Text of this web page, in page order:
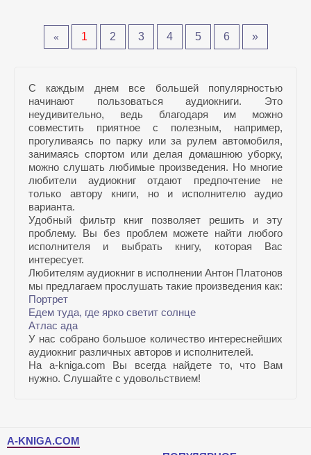
« 1 2 3 4 5 6 »
С каждым днем все большей популярностью
начинают пользоваться аудиокниги. Это
неудивительно, ведь благодаря им можно
совместить приятное с полезным, например,
прогуливаясь по парку или за рулем автомобиля,
занимаясь спортом или делая домашнюю уборку,
можно слушать любимые произведения. Но многие
любители аудиокниг отдают предпочтение не
только автору книги, но и исполнителю аудио
варианта.
Удобный фильтр книг позволяет решить и эту
проблему. Вы без проблем можете найти любого
исполнителя и выбрать книгу, которая Вас
интересует.
Любителям аудиокниг в исполнении Антон Платонов
мы предлагаем прослушать такие произведения как:
Портрет
Едем туда, где ярко светит солнце
Атлас ада
У нас собрано большое количество интереснейших
аудиокниг различных авторов и исполнителей.
На a-kniga.com Вы всегда найдете то, что Вам
нужно. Слушайте с удовольствием!
A-KNIGA.COM